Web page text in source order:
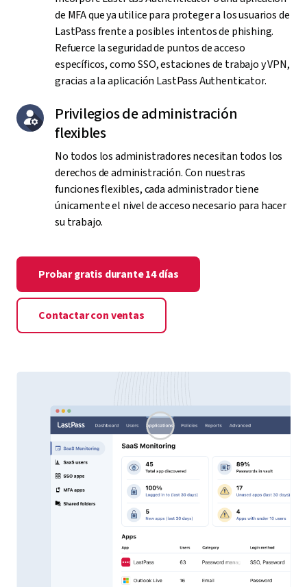
de MFA que ya utilice para proteger a los usuarios de
LastPass frente a posibles intentos de phishing.
Refuerce la seguridad de puntos de acceso
específicos, como SSO, estaciones de trabajo y VPN,
gracias a la aplicación LastPass Authenticator.
Privilegios de administración
flexibles
No todos los administradores necesitan todos los
derechos de administración. Con nuestras
funciones flexibles, cada administrador tiene
únicamente el nivel de acceso necesario para hacer
su trabajo.
Probar gratis durante 14 días
Contactar con ventas